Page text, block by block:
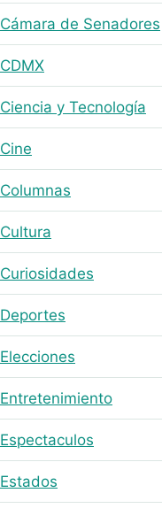
Cámara de Senadores
CDMX
Ciencia y Tecnología
Cine
Columnas
Cultura
Curiosidades
Deportes
Elecciones
Entretenimiento
Espectaculos
Estados